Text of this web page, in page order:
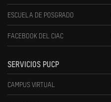
ESCUELA DE POSGRADO
FACEBOOK DEL CIAC
SERVICIOS PUCP
CAMPUS VIRTUAL